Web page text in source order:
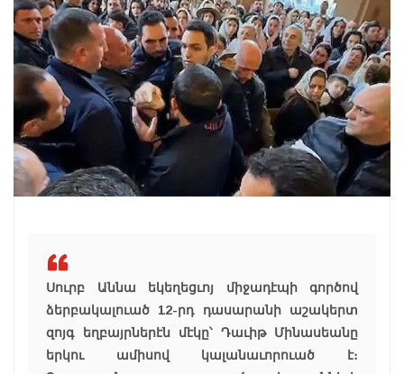
Սուրբ Աննա եկեղեցւոյ միջադէպի գործով
ձերբակալուած 12-րդ դասարանի աշակերտ
զոյգ եղբայրներէն մէկը՝ Դաւիթ Մինասեանը
երկու ամիսով կալանաւորուած է։